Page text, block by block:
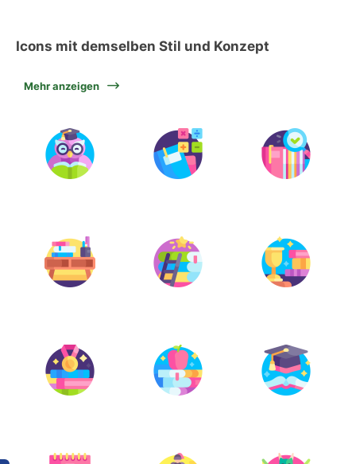
Icons mit demselben Stil und Konzept
Mehr anzeigen